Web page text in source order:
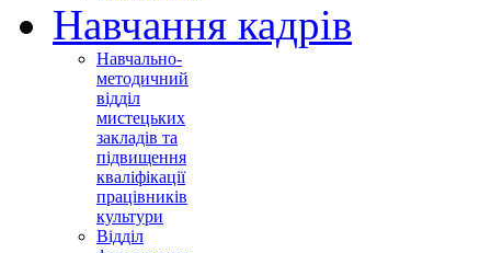
Навчання кадрів
Навчально-
методичний
відділ
мистецьких
закладів та
підвищення
кваліфікації
працівників
культури
Відділ